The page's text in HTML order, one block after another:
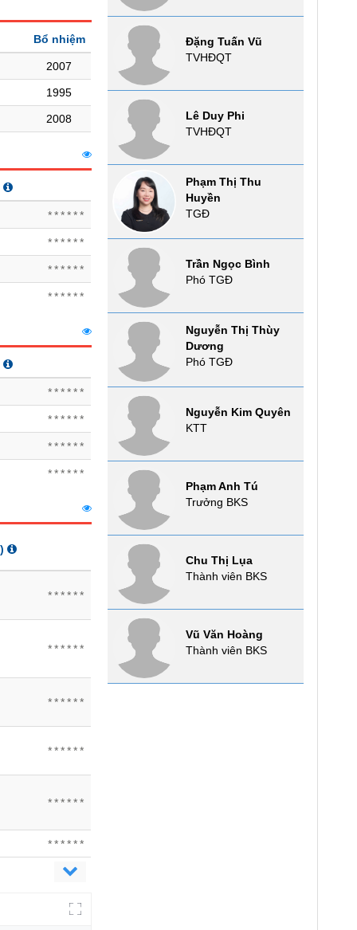
Bổ nhiệm
2007
1995
2008
******
******
******
******
******
******
******
******
******
******
******
******
******
******
Đặng Tuấn Vũ
TVHĐQT
Lê Duy Phi
TVHĐQT
Phạm Thị Thu
Huyền
TGĐ
Trần Ngọc Bình
Phó TGĐ
Nguyễn Thị Thùy
Dương
Phó TGĐ
Nguyễn Kim Quyên
KTT
Phạm Anh Tú
Trưởng BKS
Chu Thị Lụa
Thành viên BKS
Vũ Văn Hoàng
Thành viên BKS